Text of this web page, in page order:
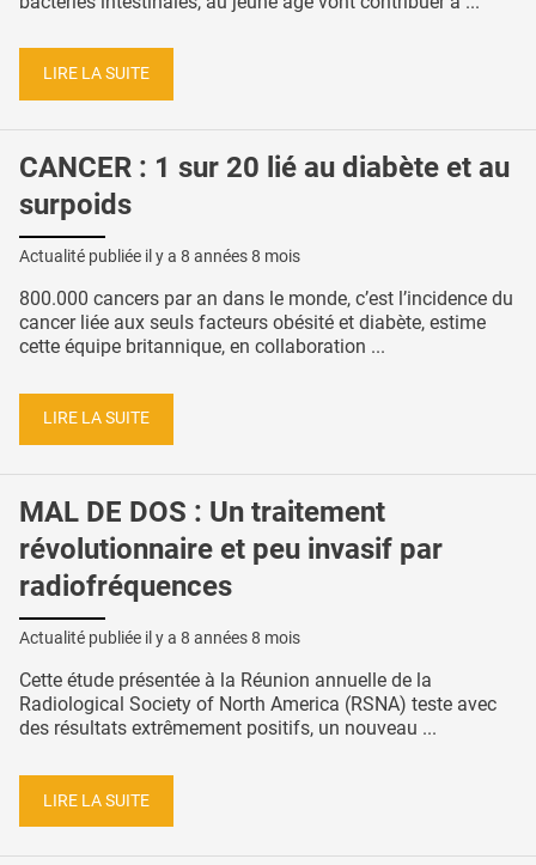
LIRE LA SUITE
CANCER : 1 sur 20 lié au diabète et au
surpoids
Actualité publiée il y a 8 années 8 mois
800.000 cancers par an dans le monde, c’est l’incidence du
cancer liée aux seuls facteurs obésité et diabète, estime
cette équipe britannique, en collaboration ...
LIRE LA SUITE
MAL DE DOS : Un traitement
révolutionnaire et peu invasif par
radiofréquences
Actualité publiée il y a 8 années 8 mois
Cette étude présentée à la Réunion annuelle de la
Radiological Society of North America (RSNA) teste avec
des résultats extrêmement positifs, un nouveau ...
LIRE LA SUITE